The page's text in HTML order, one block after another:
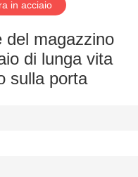
in acciaio
del magazzino
di lunga vita
sulla porta